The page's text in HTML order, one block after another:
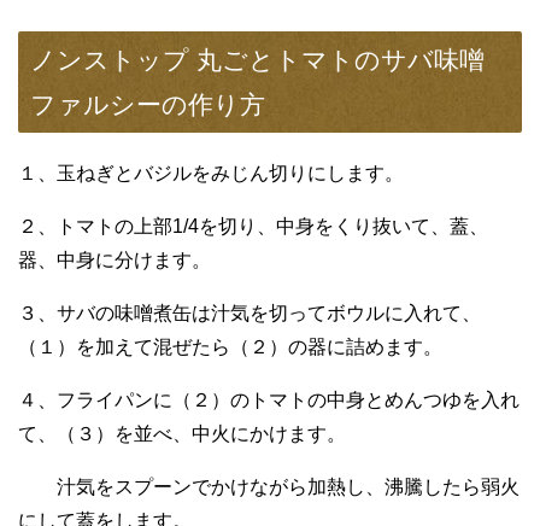
ノンストップ 丸ごとトマトのサバ味噌
ファルシーの作り方
１、玉ねぎとバジルをみじん切りにします。
２、トマトの上部1/4を切り、中身をくり抜いて、蓋、
器、中身に分けます。
３、サバの味噌煮缶は汁気を切ってボウルに入れて、
（１）を加えて混ぜたら（２）の器に詰めます。
４、フライパンに（２）のトマトの中身とめんつゆを入れ
て、（３）を並べ、中火にかけます。
汁気をスプーンでかけながら加熱し、沸騰したら弱火
にして蓋をします。